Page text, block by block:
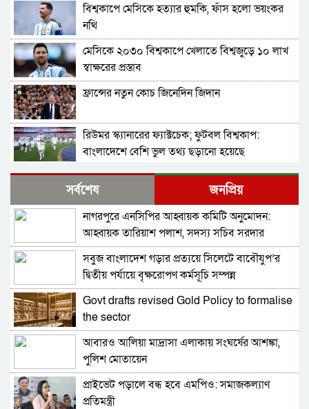
বিশ্বকাপে মেসিকে হত্যার হুমকি, ফাঁস হলো ভয়ংকর
নথি
মেসিকে ২০৩০ বিশ্বকাপে খেলাতে বিশ্বজুড়ে ১০ লাখ
স্বাক্ষরের প্রস্তাব
ফ্রান্সের নতুন কোচ জিনেদিন জিদান
রিউমর স্ক্যানারের ফ্যাক্টচেক; ফুটবল বিশ্বকাপ:
বাংলাদেশে বেশি ভুল তথ্য ছড়ানো হয়েছে
টি–টুয়েন্টিতে নতুন রেকর্ড গড়ল ভারত
ফাইনালে যত ষড়যন্ত্রতত্ত্ব: খেলোয়াড়দের পরিবারকে
হুমকি, ফিফা-উয়েফার সমঝোতা
বিশ্বকাপের ফাইনালে হেরে ভেঙে পড়া মেসিকে স্ত্রীর
বার্তা
থিয়াগো মেসিতে স্বপ্ন আর্জেন্টিনার
মেসিকে বিশ্বকাপের সেরা ফুটবলার ঘোষণা
আইএফএফএইচএসের
বিশ্বকাপের ফাইনালে লাল কার্ড দেখা ফার্নান্দেজের
আবেগঘন বার্তা
সর্বশেষ জনপ্রিয়
নাগরপুরে এনসিপির আহ্বায়ক কমিটি অনুমোদন:
আহ্বায়ক তারিয়াশ পলাশ, সদস্য সচিব সরদার
আশরাফ
সবুজ বাংলাদেশ গড়ার প্রত্যয়ে সিলেটে বাবৌযুপ’র
দ্বিতীয় পর্যায়ে বৃক্ষরোপণ কর্মসূচি সম্পন্ন
Govt drafts revised Gold Policy to formalise
the sector
আবারও আলিয়া মাদ্রাসা এলাকায় সংঘর্ষের আশঙ্কা,
পুলিশ মোতায়েন
প্রাইভেট পড়ালে বন্ধ হবে এমপিও: সমাজকল্যাণ
প্রতিমন্ত্রী